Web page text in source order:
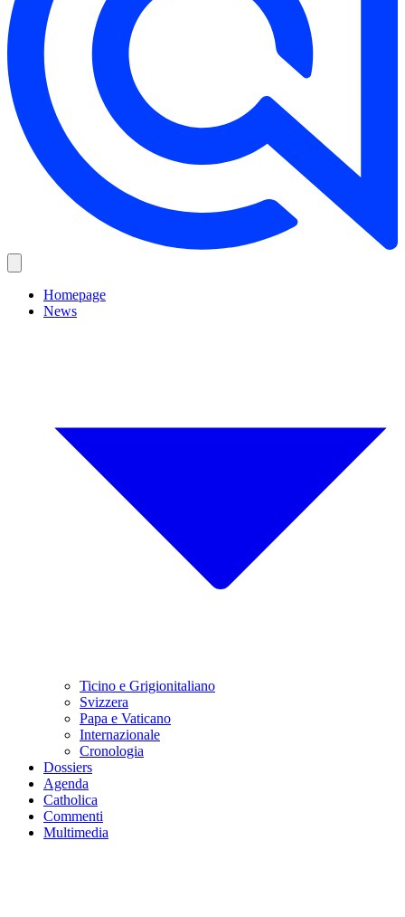
Homepage
News
Ticino e Grigionitaliano
Svizzera
Papa e Vaticano
Internazionale
Cronologia
Dossiers
Agenda
Catholica
Commenti
Multimedia